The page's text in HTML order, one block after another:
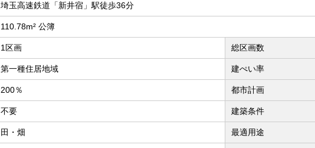
埼玉高速鉄道「新井宿」駅徒歩36分
110.78m² 公簿
1区画 総区画数
第一種住居地域 建ぺい率
200％ 都市計画
不要 建築条件
田・畑 最適用途